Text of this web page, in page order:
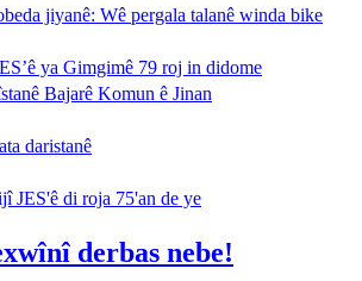
jiyanê: Wê pergala talanê winda bike
ya Gimgimê 79 roj in didome
Bajarê Komun ê Jinan
daristanê
JES'ê di roja 75'an de ye
derbas nebe!